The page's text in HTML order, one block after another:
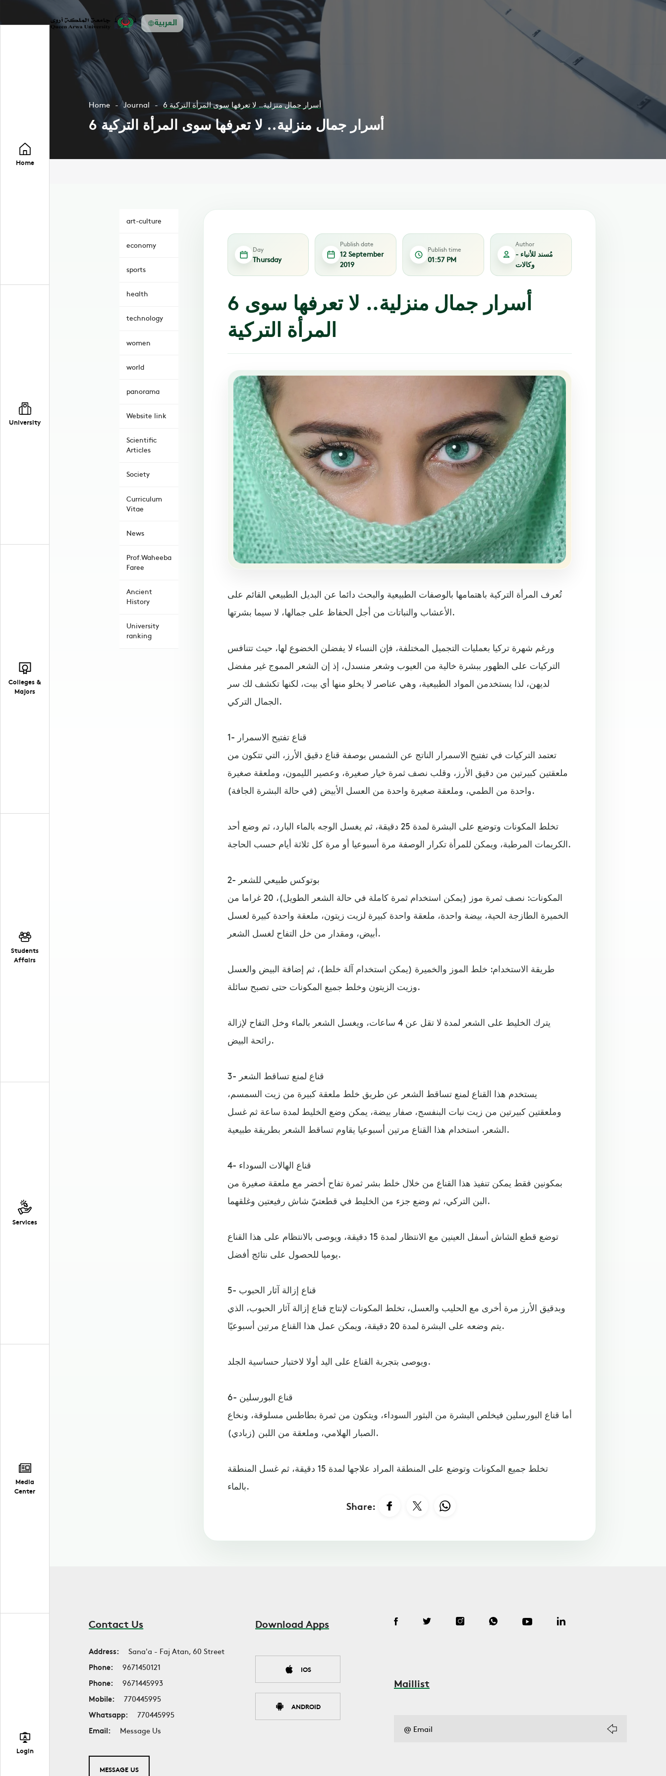
العربية
Home
University
Colleges &
Majors
Students
Affairs
Services
Media
Center
Login
Home Journal 6 أسرار جمال منزلية.. لا تعرفها سوى المرأة التركية
6 أسرار جمال منزلية.. لا تعرفها سوى المرأة التركية
art-culture
economy
sports
health
technology
women
world
panorama
Website link
Scientific
Articles
Society
Curriculum
Vitae
News
Prof.Waheeba
Faree
Ancient
History
University
ranking
Day
Thursday
Publish date
12 September
2019
Publish time
01:57 PM
Author
مُسند للأنباء -
وكالات
6 أسرار جمال منزلية.. لا تعرفها سوى
المرأة التركية
تُعرف المرأة التركية باهتمامها بالوصفات الطبيعية والبحث دائما عن البديل الطبيعي القائم على
الأعشاب والنباتات من أجل الحفاظ على جمالها، لا سيما بشرتها.
ورغم شهرة تركيا بعمليات التجميل المختلفة، فإن النساء لا يفضلن الخضوع لها، حيث تتنافس
التركيات على الظهور ببشرة خالية من العيوب وشعر منسدل، إذ إن الشعر المموج غير مفضل
لديهن، لذا يستخدمن المواد الطبيعية، وهي عناصر لا يخلو منها أي بيت، لكنها تكشف لك سر
الجمال التركي.
1- قناع تفتيح الاسمرار
تعتمد التركيات في تفتيح الاسمرار الناتج عن الشمس بوصفة قناع دقيق الأرز، التي تتكون من
ملعقتين كبيرتين من دقيق الأرز، وقلب نصف ثمرة خيار صغيرة، وعصير الليمون، وملعقة صغيرة
واحدة من الطمي، وملعقة صغيرة واحدة من العسل الأبيض (في حالة البشرة الجافة).
تخلط المكونات وتوضع على البشرة لمدة 25 دقيقة، ثم يغسل الوجه بالماء البارد، ثم وضع أحد
الكريمات المرطبة، ويمكن للمرأة تكرار الوصفة مرة أسبوعيا أو مرة كل ثلاثة أيام حسب الحاجة.
2- بوتوكس طبيعي للشعر
المكونات: نصف ثمرة موز (يمكن استخدام ثمرة كاملة في حالة الشعر الطويل)، 20 غراما من
الخميرة الطازجة الحية، بيضة واحدة، ملعقة واحدة كبيرة لزيت زيتون، ملعقة واحدة كبيرة لعسل
أبيض، ومقدار من خل التفاح لغسل الشعر.
طريقة الاستخدام: خلط الموز والخميرة (يمكن استخدام آلة خلط)، ثم إضافة البيض والعسل
وزيت الزيتون وخلط جميع المكونات حتى تصبح سائلة.
يترك الخليط على الشعر لمدة لا تقل عن 4 ساعات، ويغسل الشعر بالماء وخل التفاح لإزالة
رائحة البيض.
3- قناع لمنع تساقط الشعر
يستخدم هذا القناع لمنع تساقط الشعر عن طريق خلط ملعقة كبيرة من زيت السمسم،
وملعقتين كبيرتين من زيت نبات البنفسج، صفار بيضة، يمكن وضع الخليط لمدة ساعة ثم غسل
الشعر. استخدام هذا القناع مرتين أسبوعيا يقاوم تساقط الشعر بطريقة طبيعية.
4- قناع الهالات السوداء
بمكونين فقط يمكن تنفيذ هذا القناع من خلال خلط بشر ثمرة تفاح أخضر مع ملعقة صغيرة من
البن التركي، ثم وضع جزء من الخليط في قطعتيّ شاش رفيعتين وغلقهما.
توضع قطع الشاش أسفل العينين مع الانتظار لمدة 15 دقيقة، ويوصى بالانتظام على هذا القناع
يوميا للحصول على نتائج أفضل.
5- قناع إزالة آثار الحبوب
وبدقيق الأرز مرة أخرى مع الحليب والعسل، تخلط المكونات لإنتاج قناع إزالة آثار الحبوب، الذي
يتم وضعه على البشرة لمدة 20 دقيقة، ويمكن عمل هذا القناع مرتين أسبوعيًا.
ويوصى بتجربة القناع على اليد أولا لاختبار حساسية الجلد.
6- قناع البورسلين
أما قناع البورسلين فيخلص البشرة من البثور السوداء، ويتكون من ثمرة بطاطس مسلوقة، ونخاع
الصبار الهلامي، وملعقة من اللبن (زبادي).
تخلط جميع المكونات وتوضع على المنطقة المراد علاجها لمدة 15 دقيقة، ثم غسل المنطقة
بالماء.
Share:
Contact Us
Address:
Sana'a - Faj Atan, 60 Street
Phone:
9671450121
Phone:
9671445993
Mobile:
770445995
Whatsapp:
770445995
Email:
Message Us
MESSAGE US
Download Apps
IOS
ANDROID
Maillist